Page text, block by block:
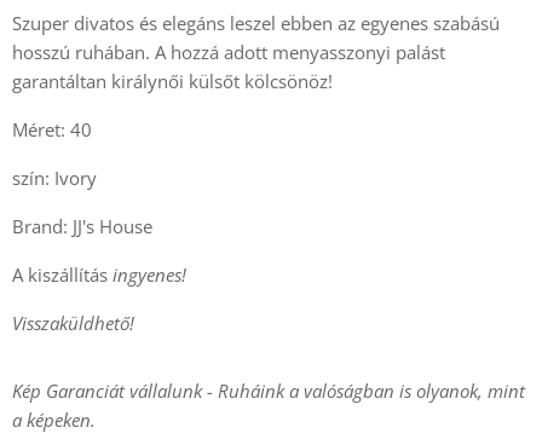
Szuper divatos és elegáns leszel ebben az egyenes szabású
hosszú ruhában. A hozzá adott menyasszonyi palást
garantáltan királynői külsőt kölcsönöz!
Méret: 40
szín: Ivory
Brand: JJ's House
A kiszállítás ingyenes!
Visszaküldhető!
Kép Garanciát vállalunk - Ruháink a valóságban is olyanok, mint
a képeken.